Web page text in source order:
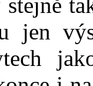
stejně
jen